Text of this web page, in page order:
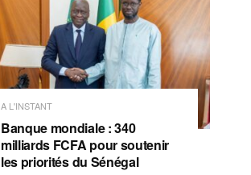
A L'INSTANT
Banque mondiale : 340
milliards FCFA pour soutenir
les priorités du Sénégal